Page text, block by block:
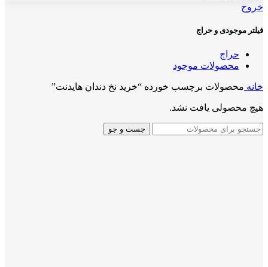
خروج
فیلتر موجودی و حراج
حراج
محصولات موجود
خانه محصولات برچسب خورده “خرید نخ دندان هایدنت”
هیچ محصولی یافت نشد.
جست و جو